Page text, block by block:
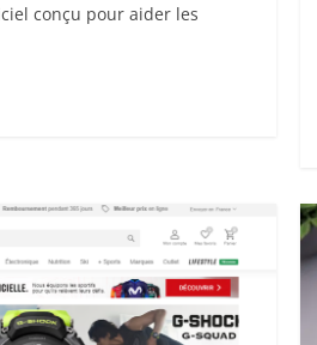
conçu pour aider les